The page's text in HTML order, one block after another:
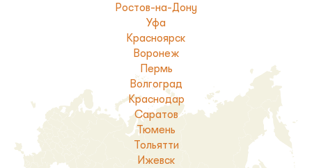
Ростов-на-Дону
Уфа
Красноярск
Воронеж
Пермь
Волгоград
Краснодар
Саратов
Тюмень
Тольятти
Ижевск